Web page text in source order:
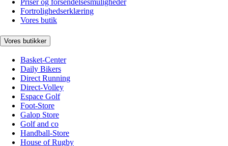
Priser og forsendelsesmuligheder
Fortrolighedserklæring
Vores butik
Vores butikker
Basket-Center
Daily Bikers
Direct Running
Direct-Volley
Espace Golf
Foot-Store
Galop Store
Golf and co
Handball-Store
House of Rugby